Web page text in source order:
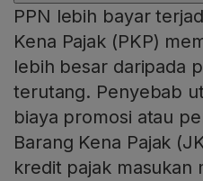
PPN lebih bayar
Kena Pajak (PKP)
lebih besar daripada
terutang. Penyebab
biaya promosi atau
Barang Kena Pajak
kredit pajak masukan